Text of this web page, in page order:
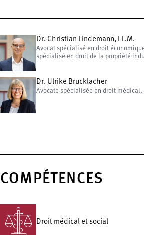
Dr. Christian Lindemann, LL.M.
Avocat spécialisé en droit
spécialisé en droit de la propriété
Dr. Ulrike Brucklacher
Avocate spécialisée en droit médical,
COMPÉTENCES
Droit médical et social